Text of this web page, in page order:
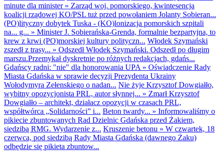
minute dla minister» Zarząd woj. pomorskiego, kwintesencja
koalicji rządowej KO/PSL tuż przed powołaniem Jolanty Sobieran...
(PO)lityczny dobytek Tuska - (KO)lonizacja pomorskich szpitali
na... g... » Minister J. Sobierańska-Grenda, formalnie bezpartyjna, to
krew z krwi (PO)morskiej kultury polityczn... Włodek Szymański
zszedł z trasy... » Odszedł Włodek Szymański. Odszedł po długim
marszu.Przemykał dyskretnie po różnych redakcjach, gdańs...
Gdańscy radni: "nie" dla honorowania UPA » Oświadczenie Rady
Miasta Gdańska w sprawie decyzji Prezydenta Ukrainy
Wołodymyra Zełenskiego o nadan... Nie żyje Krzysztof Dowgiałło,
wybitny opozycjonista PRL, autor słynnej... » Zmarł Krzysztof
Dowgiałło – architekt, działacz opozycji w czasach PRL,
współtwórca „Solidarności” i... Beton twardy... » Informowaliśmy o
pikiecie zbuntowanych Rad Dzielnic Gdańska przed Żakiem,
siedzibą RMG. Wydarzenie z... Kruszenie betonu » W czwartek, 18
czerwca, pod siedzibą Rady Miasta Gdańska (dawnego Żaku)
odbędzie się pikieta zbuntow...